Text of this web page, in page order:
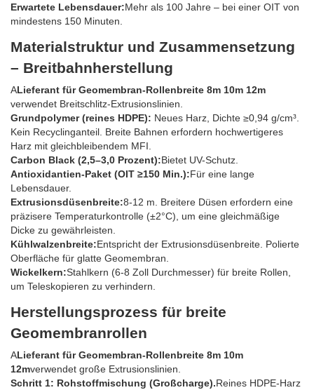
Erwartete Lebensdauer:Mehr als 100 Jahre – bei einer OIT von
mindestens 150 Minuten.
Materialstruktur und Zusammensetzung
– Breitbahnherstellung
ALieferant für Geomembran-Rollenbreite 8m 10m 12m
verwendet Breitschlitz-Extrusionslinien.
Grundpolymer (reines HDPE): Neues Harz, Dichte ≥0,94 g/cm³.
Kein Recyclinganteil. Breite Bahnen erfordern hochwertigeres
Harz mit gleichbleibendem MFI.
Carbon Black (2,5–3,0 Prozent):Bietet UV-Schutz.
Antioxidantien-Paket (OIT ≥150 Min.):Für eine lange
Lebensdauer.
Extrusionsdüsenbreite:8-12 m. Breitere Düsen erfordern eine
präzisere Temperaturkontrolle (±2°C), um eine gleichmäßige
Dicke zu gewährleisten.
Kühlwalzenbreite:Entspricht der Extrusionsdüsenbreite. Polierte
Oberfläche für glatte Geomembran.
Wickelkern:Stahlkern (6-8 Zoll Durchmesser) für breite Rollen,
um Teleskopieren zu verhindern.
Herstellungsprozess für breite
Geomembranrollen
ALieferant für Geomembran-Rollenbreite 8m 10m
12mverwendet große Extrusionslinien.
Schritt 1: Rohstoffmischung (Großcharge).Reines HDPE-Harz